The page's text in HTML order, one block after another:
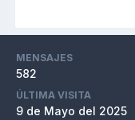
MENSAJES
582
ÚLTIMA VISITA
9 de Mayo del 2025